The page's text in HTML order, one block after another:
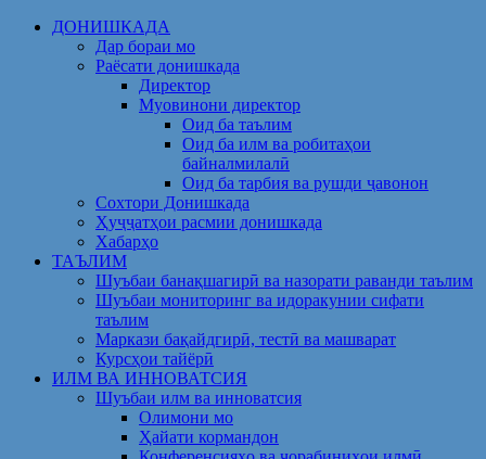
Skip
ДОНИШКАДА
Дар бораи мо
Раёсати донишкада
Директор
Муовинони директор
Оид ба таълим
Оид ба илм ва робитаҳои
байналмилалӣ
Оид ба тарбия ва рушди ҷавонон
Сохтори Донишкада
Ҳуҷҷатҳои расмии донишкада
Хабарҳо
ТАЪЛИМ
Шуъбаи банақшагирӣ ва назорати раванди таълим
Шуъбаи мониторинг ва идоракунии сифати
таълим
Маркази бақайдгирӣ, тестӣ ва машварат
Курсҳои тайёрӣ
ИЛМ ВА ИННОВАТСИЯ
Шуъбаи илм ва инноватсия
Олимони мо
Ҳайати кормандон